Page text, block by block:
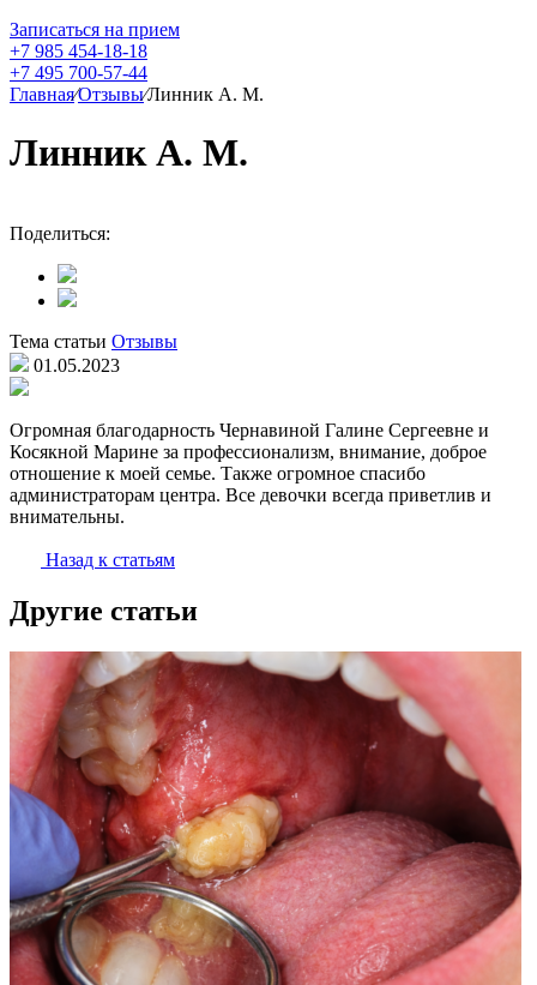
Записаться на прием
+7 985 454-18-18
+7 495 700-57-44
Главная⁄Отзывы⁄Линник А. М.
Линник А. М.
Поделиться:
Тема статьи Отзывы
01.05.2023
Огромная благодарность Чернавиной Галине Сергеевне и
Косякной Марине за профессионализм, внимание, доброе
отношение к моей семье. Также огромное спасибо
администраторам центра. Все девочки всегда приветлив и
внимательны.
Назад к статьям
Другие статьи